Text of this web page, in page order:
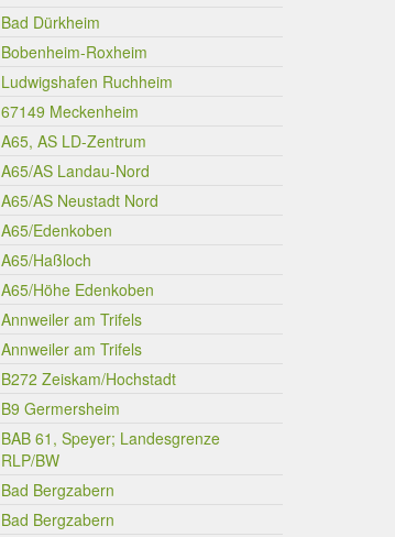
Bad Dürkheim
Bobenheim-Roxheim
Ludwigshafen Ruchheim
67149 Meckenheim
A65, AS LD-Zentrum
A65/AS Landau-Nord
A65/AS Neustadt Nord
A65/Edenkoben
A65/Haßloch
A65/Höhe Edenkoben
Annweiler am Trifels
Annweiler am Trifels
B272 Zeiskam/Hochstadt
B9 Germersheim
BAB 61, Speyer; Landesgrenze
RLP/BW
Bad Bergzabern
Bad Bergzabern